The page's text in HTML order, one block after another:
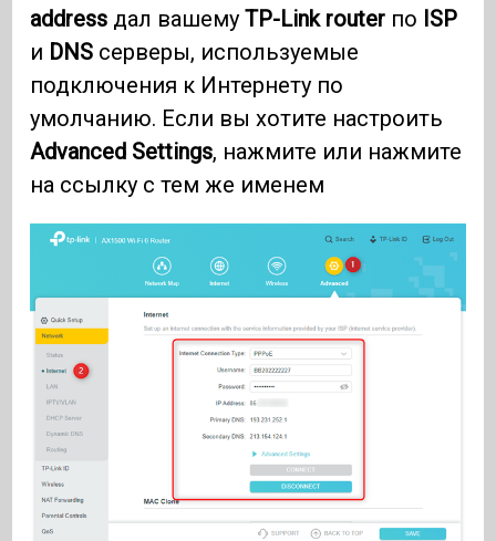
address дал вашемуTP-Link router по ISP
и DNS серверы, используемые
подключения к Интернету по
умолчанию. Если вы хотите настроить
Advanced Settings, нажмите или нажмите
на ссылку с тем же именем